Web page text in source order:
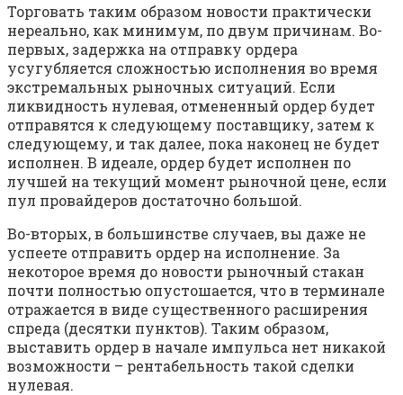
Торговать таким образом новости практически
нереально, как минимум, по двум причинам. Во-
первых, задержка на отправку ордера
усугубляется сложностью исполнения во время
экстремальных рыночных ситуаций. Если
ликвидность нулевая, отмененный ордер будет
отправятся к следующему поставщику, затем к
следующему, и так далее, пока наконец не будет
исполнен. В идеале, ордер будет исполнен по
лучшей на текущий момент рыночной цене, если
пул провайдеров достаточно большой.
Во-вторых, в большинстве случаев, вы даже не
успеете отправить ордер на исполнение. За
некоторое время до новости рыночный стакан
почти полностью опустошается, что в терминале
отражается в виде существенного расширения
спреда (десятки пунктов). Таким образом,
выставить ордер в начале импульса нет никакой
возможности – рентабельность такой сделки
нулевая.